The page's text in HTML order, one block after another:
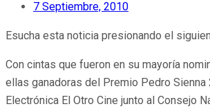
7 Septiembre, 2010
Esucha esta noticia presionando el
Con cintas que fueron en su mayoría
ellas ganadoras del Premio Pedro Sienna
Electrónica El Otro Cine junto al Consejo